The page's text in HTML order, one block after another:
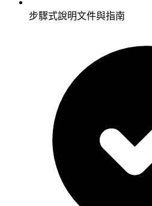
步驟式說明文件與指南